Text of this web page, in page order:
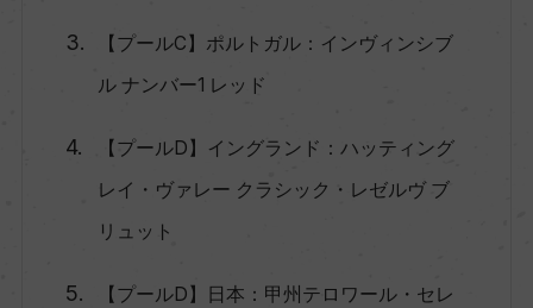
【プールC】ポルトガル：インヴィンシブ
ル ナンバー1 レッド
【プールD】イングランド：ハッティング
レイ・ヴァレー クラシック・レゼルヴ ブ
リュット
【プールD】日本：甲州テロワール・セレ